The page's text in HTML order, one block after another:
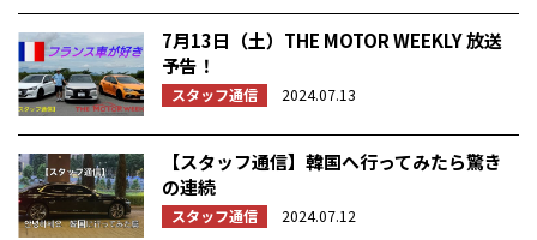
7月13日（土）THE MOTOR WEEKLY 放送
予告！
スタッフ通信 2024.07.13
【スタッフ通信】韓国へ行ってみたら驚き
の連続
スタッフ通信 2024.07.12